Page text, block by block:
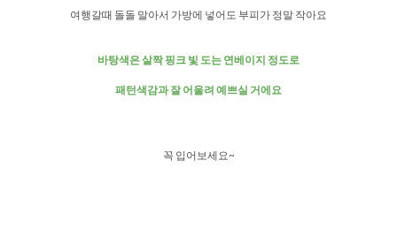
여행갈때 돌돌 말아서 가방에 넣어도 부피가 정말 작아요
바탕색은 살짝 핑크 빛 도는 연베이지 정도로
패턴색감과 잘 어울려 예쁘실 거에요
꼭 입어보세요~